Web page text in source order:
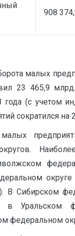
908
малых
23 465,9
года (с учетом
сократился на
В Сибирском
в Уральском
федеральном